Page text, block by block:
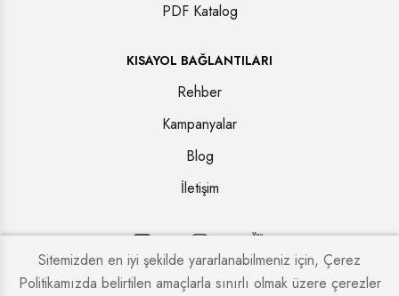
PDF Katalog
KISAYOL BAĞLANTILARI
Rehber
Kampanyalar
Blog
İletişim
Copyright © 2026. Tüm hakları saklıdır.Kapi Firmaları
Sitemizden en iyi şekilde yararlanabilmeniz için, Çerez
Politikamızda belirtilen amaçlarla sınırlı olmak üzere çerezler